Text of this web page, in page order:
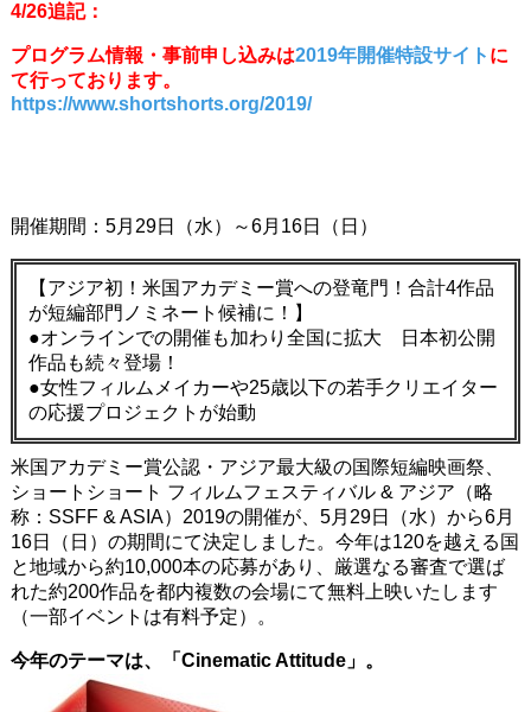
4/26追記：
プログラム情報・事前申し込みは2019年開催特設サイト に
て行っております。
https://www.shortshorts.org/2019/
開催期間：5月29日（水）～6月16日（日）
【アジア初！米国アカデミー賞への登竜門！合計4作品
が短編部門ノミネート候補に！】
●オンラインでの開催も加わり全国に拡大 日本初公開
作品も続々登場！
●女性フィルムメイカーや25歳以下の若手クリエイター
の応援プロジェクトが始動
米国アカデミー賞公認・アジア最大級の国際短編映画祭、
ショートショート フィルムフェスティバル & アジア（略
称：SSFF & ASIA）2019の開催が、5月29日（水）から6月
16日（日）の期間にて決定しました。今年は120を越える国
と地域から約10,000本の応募があり、厳選なる審査で選ば
れた約200作品を都内複数の会場にて無料上映いたします
（一部イベントは有料予定）。
今年のテーマは、「Cinematic Attitude」。